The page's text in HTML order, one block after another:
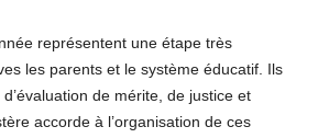
représentent une étape très
les parents et le système éducatif. Ils
de mérite, de justice et
accorde à l’organisation de ces